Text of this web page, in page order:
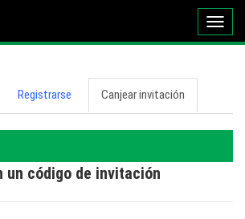
Registrarse Canjear invitación
un código de invitación